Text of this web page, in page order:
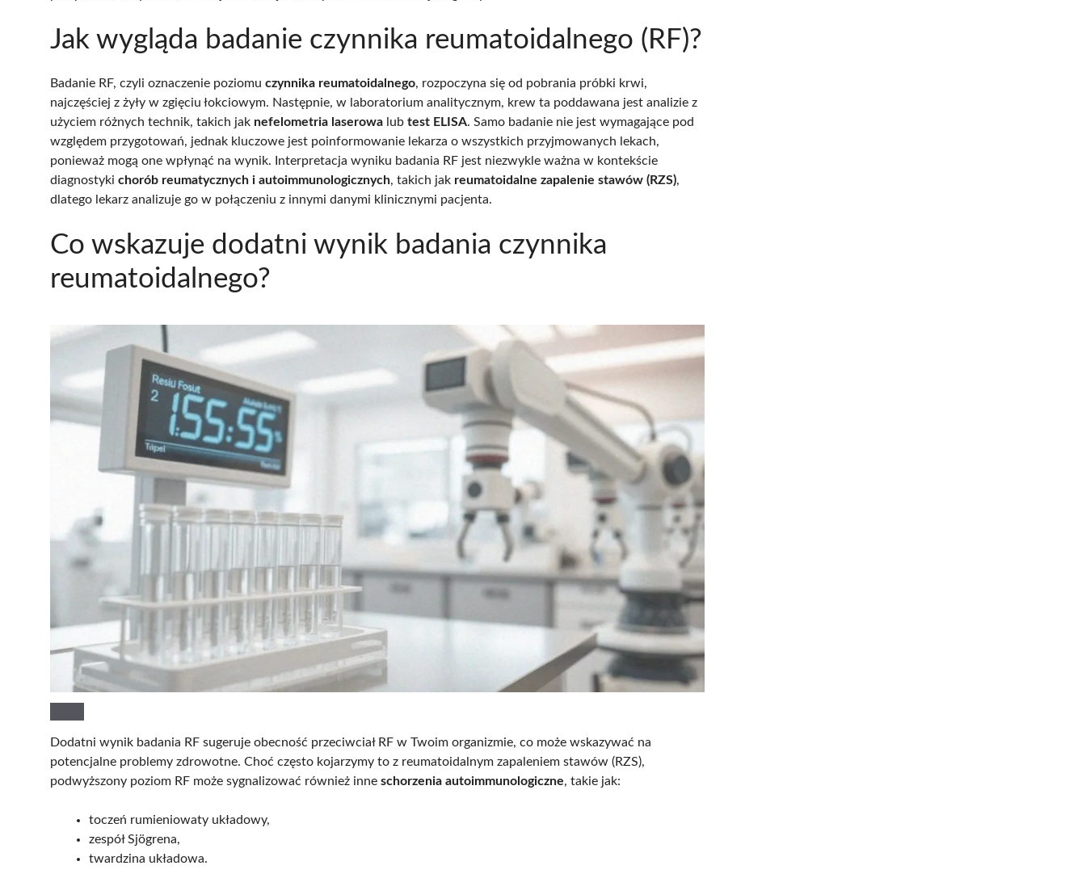
Jak wygląda badanie czynnika reumatoidalnego (RF)?
Badanie RF, czyli oznaczenie poziomu czynnika reumatoidalnego, rozpoczyna się od pobrania próbki krwi,
najczęściej z żyły w zgięciu łokciowym. Następnie, w laboratorium analitycznym, krew ta poddawana jest analizie z
użyciem różnych technik, takich jak nefelometria laserowa lub test ELISA. Samo badanie nie jest wymagające pod
względem przygotowań, jednak kluczowe jest poinformowanie lekarza o wszystkich przyjmowanych lekach,
ponieważ mogą one wpłynąć na wynik. Interpretacja wyniku badania RF jest niezwykle ważna w kontekście
diagnostyki chorób reumatycznych i autoimmunologicznych, takich jak reumatoidalne zapalenie stawów (RZS),
dlatego lekarz analizuje go w połączeniu z innymi danymi klinicznymi pacjenta.
Co wskazuje dodatni wynik badania czynnika
reumatoidalnego?
Dodatni wynik badania RF sugeruje obecność przeciwciał RF w Twoim organizmie, co może wskazywać na
potencjalne problemy zdrowotne. Choć często kojarzymy to z reumatoidalnym zapaleniem stawów (RZS),
podwyższony poziom RF może sygnalizować również inne schorzenia autoimmunologiczne, takie jak:
toczeń rumieniowaty układowy,
zespół Sjögrena,
twardzina układowa.